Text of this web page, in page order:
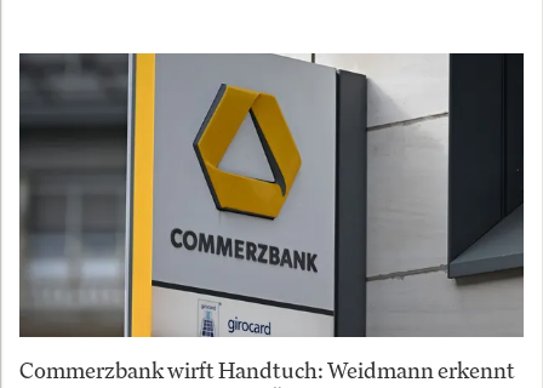
Commerzbank wirft Handtuch: Weidmann erkennt